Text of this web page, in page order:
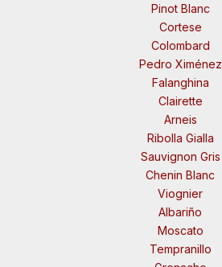
Pinot Blanc
Cortese
Colombard
Pedro Ximénez
Falanghina
Clairette
Arneis
Ribolla Gialla
Sauvignon Gris
Chenin Blanc
Viognier
Albariño
Moscato
Tempranillo